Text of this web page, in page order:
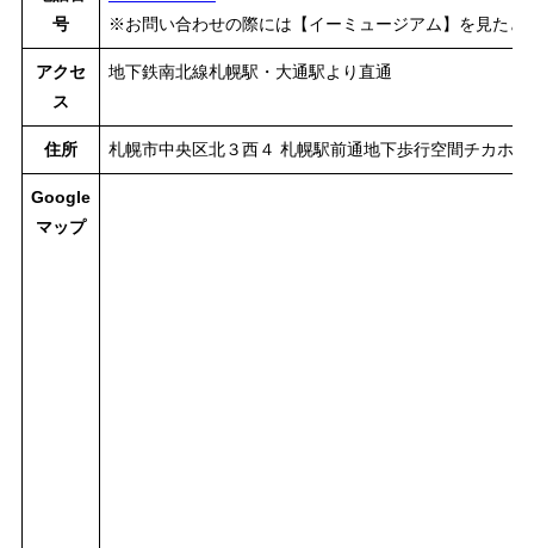
号
※お問い合わせの際には【イーミュージアム】を見たと
アクセ
ス
地下鉄南北線札幌駅・大通駅より直通
住所 札幌市中央区北３西４ 札幌駅前通地下歩行空間チカホ
Google
マップ